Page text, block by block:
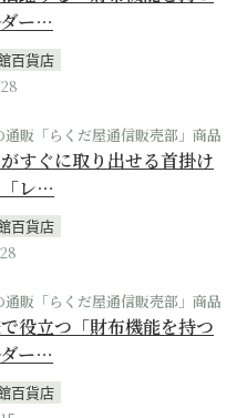
ー…
百貨店
通販「らくだ屋通信販売部」商品
すぐに取り出せる首掛け
レ…
百貨店
通販「らくだ屋通信販売部」商品
役立つ「財布機能を持つ
ー…
百貨店